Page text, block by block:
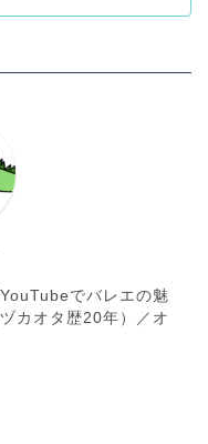
でバレエの魅
カオタ歴20年）／オ